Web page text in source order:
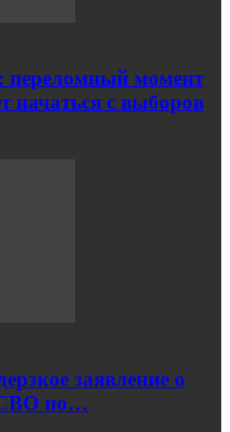
переломный момент
начаться с выборов
заявление о
СВО по…